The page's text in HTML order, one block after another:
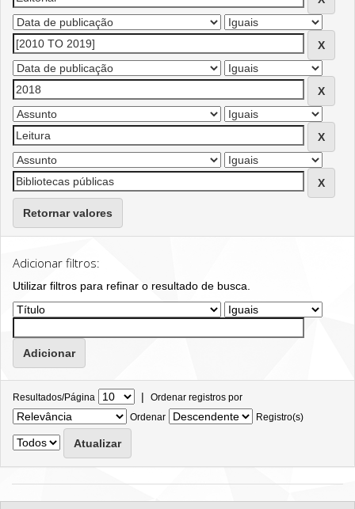
Retornar valores
Adicionar filtros:
Utilizar filtros para refinar o resultado de busca.
Resultados/Página | Ordenar registros por
Ordenar
Registro(s)